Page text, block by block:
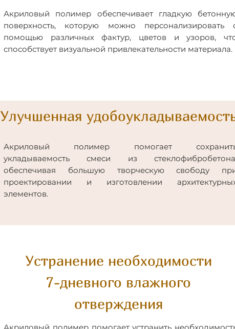
Акриловый полимер обеспечивает гладкую
поверхность, которую можно персонализировать
помощью различных фактур, цветов и узоров,
способствует визуальной привлекательности материала.
Улучшенная
Акриловый полимер помогает
укладываемость смеси из
обеспечивая большую творческую свободу
проектировании и изготовлении
элементов.
Устранение необходимости
7-дневного влажного
отверждения